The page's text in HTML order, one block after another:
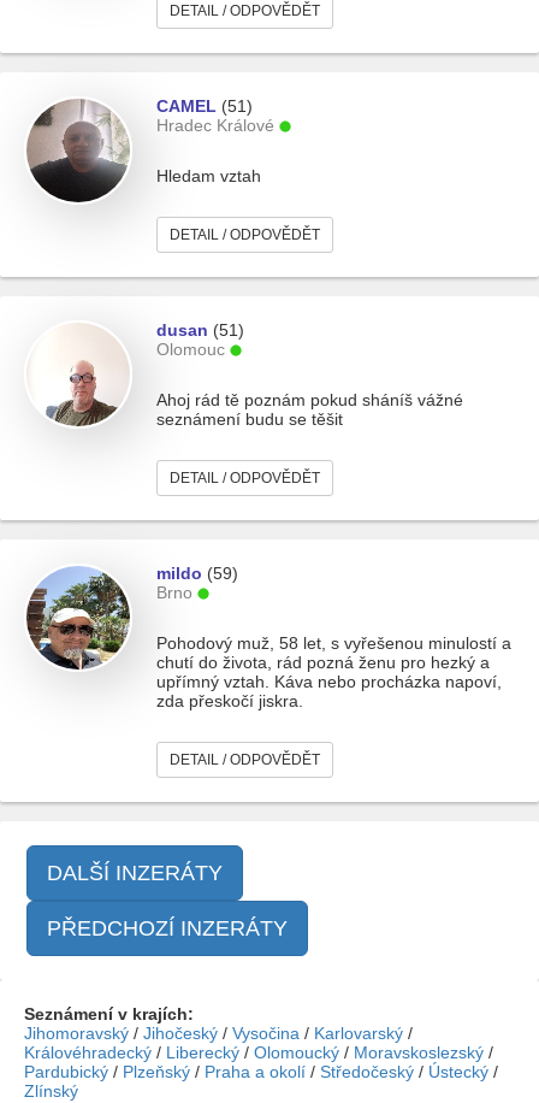
DETAIL / ODPOVĚDĚT
CAMEL (51)
Hradec Králové
Hledam vztah
DETAIL / ODPOVĚDĚT
dusan (51)
Olomouc
Ahoj rád tě poznám pokud sháníš vážné
seznámení budu se těšit
DETAIL / ODPOVĚDĚT
mildo (59)
Brno
Pohodový muž, 58 let, s vyřešenou minulostí a
chutí do života, rád pozná ženu pro hezký a
upřímný vztah. Káva nebo procházka napoví,
zda přeskočí jiskra.
DETAIL / ODPOVĚDĚT
DALŠÍ INZERÁTY
PŘEDCHOZÍ INZERÁTY
Seznámení v krajích:
Jihomoravský / Jihočeský / Vysočina / Karlovarský /
Královéhradecký / Liberecký / Olomoucký / Moravskoslezský /
Pardubický / Plzeňský / Praha a okolí / Středočeský / Ústecký /
Zlínský